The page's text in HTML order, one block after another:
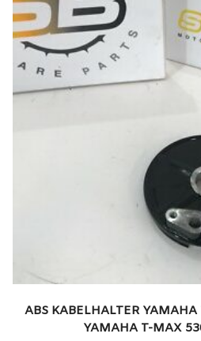
ABS KABELHALTER
YAMAHA T-MAX